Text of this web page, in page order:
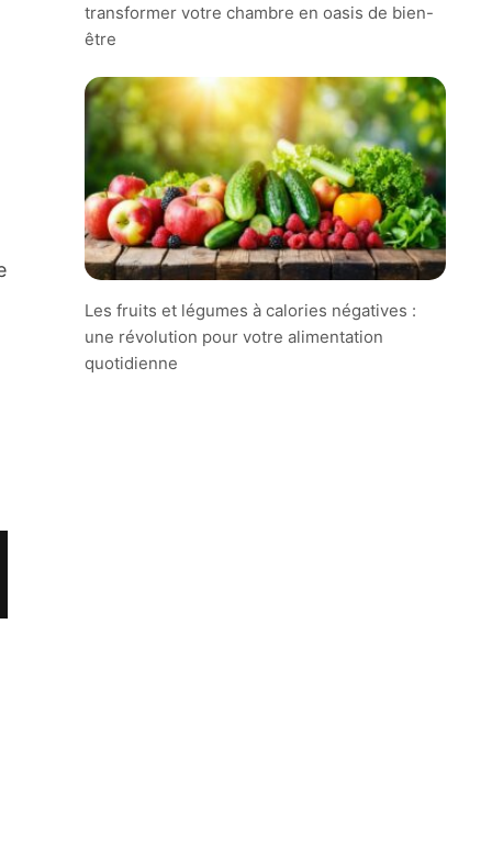
transformer votre chambre en oasis de bien-
être
Les fruits et légumes à calories négatives :
une révolution pour votre alimentation
quotidienne